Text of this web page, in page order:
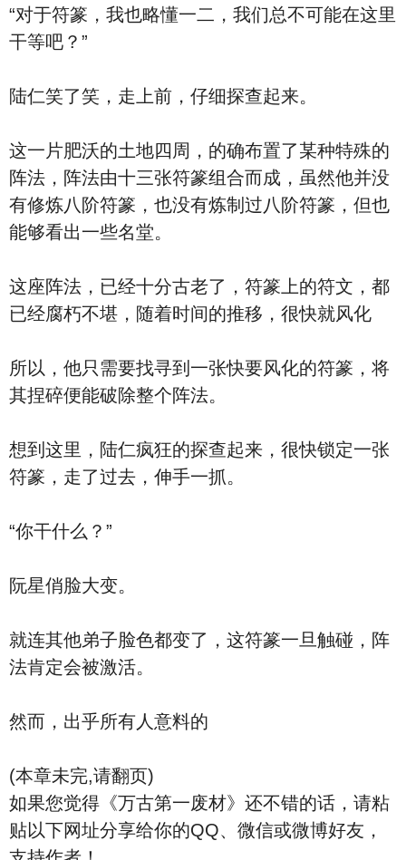
“对于符篆，我也略懂一二，我们总不可能在这里
干等吧？”
陆仁笑了笑，走上前，仔细探查起来。
这一片肥沃的土地四周，的确布置了某种特殊的
阵法，阵法由十三张符篆组合而成，虽然他并没
有修炼八阶符篆，也没有炼制过八阶符篆，但也
能够看出一些名堂。
这座阵法，已经十分古老了，符篆上的符文，都
已经腐朽不堪，随着时间的推移，很快就风化
所以，他只需要找寻到一张快要风化的符篆，将
其捏碎便能破除整个阵法。
想到这里，陆仁疯狂的探查起来，很快锁定一张
符篆，走了过去，伸手一抓。
“你干什么？”
阮星俏脸大变。
就连其他弟子脸色都变了，这符篆一旦触碰，阵
法肯定会被激活。
然而，出乎所有人意料的
(本章未完,请翻页)
如果您觉得《万古第一废材》还不错的话，请粘
贴以下网址分享给你的QQ、微信或微博好友，